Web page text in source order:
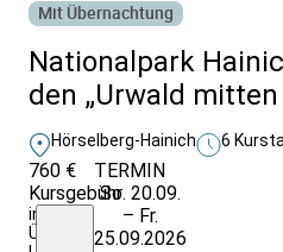
Mit Übernachtung
Nationalpark
den „Urwald
Hörselberg-Hainich 6
760 €
Kursgebühr
inkl.
Ü/HP
TERMIN
So. 20.09.
– Fr.
25.09.2026